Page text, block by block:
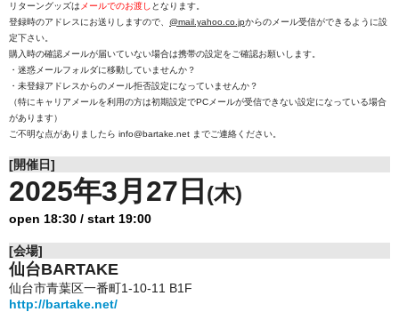
リターングッズは メールでのお渡し となります。
登録時のアドレスにお送りしますので、 @mail.yahoo.co.jpからのメール受信ができるように設
定下さい。
購入時の確認メールが届いていない場合は携帯の設定をご確認お願いします。
・迷惑メールフォルダに移動していませんか？
・未登録アドレスからのメール拒否設定になっていませんか？
（特にキャリアメールを利用の方は初期設定でPCメールが受信できない設定になっている場合
があります）
ご不明な点がありましたら info@bartake.net までご連絡ください。
[開催日]
2025年3月27日 (木)
open 18:30 / start 19:00
[会場]
仙台BARTAKE
仙台市青葉区一番町1-10-11 B1F
http://bartake.net/